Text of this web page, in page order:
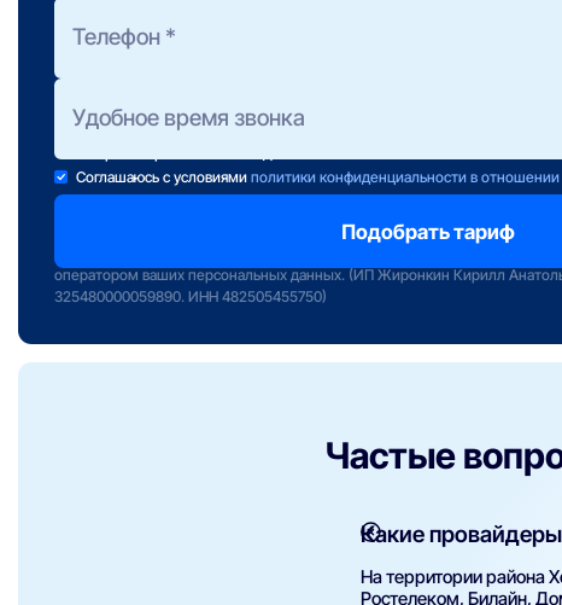
Соглашаюсь с условиямиполитики конфиденциальности в
Консультанты работают ежедневно с 10 до 22 часов.
Если свою заявку Вы отправили после 22:00, консультант
Отправляя заявку вы подтверждаете передачу персональных данных
оператором ваших персональных данных. (ИП Жиронкин Кирилл
325480000059890. ИНН 482505455750)
Частые
Какие
На территории района
Ростелеком, Билайн,